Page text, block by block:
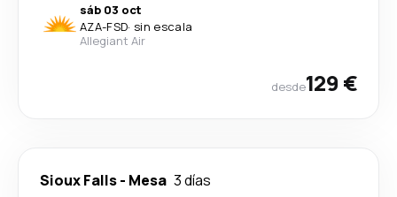
sáb 03 oct
AZA-FSD· sin escala
Allegiant Air
desde129 €
Sioux Falls- Mesa 3 días